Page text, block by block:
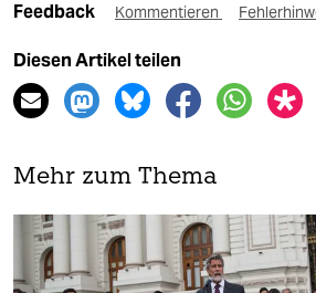
Feedback Kommentieren
Diesen Artikel teilen
Mehr zum Thema